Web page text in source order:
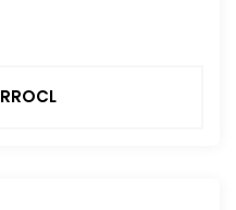
RROCL